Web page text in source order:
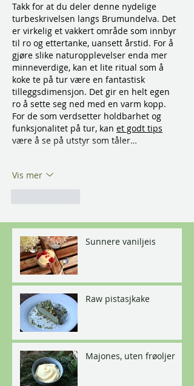
Takk for at du deler denne nydelige
turbeskrivelsen langs Brumundelva. Det
er virkelig et vakkert område som innbyr
til ro og ettertanke, uansett årstid. For å
gjøre slike naturopplevelser enda mer
minneverdige, kan et lite ritual som å
koke te på tur være en fantastisk
tilleggsdimensjon. Det gir en helt egen
ro å sette seg ned med en varm kopp.
For de som verdsetter holdbarhet og
funksjonalitet på tur, kan et godt tips
være å se på utstyr som tåler…
Vis mer
Sunnere vaniljeis
Raw pistasjkake
Majones, uten frøoljer